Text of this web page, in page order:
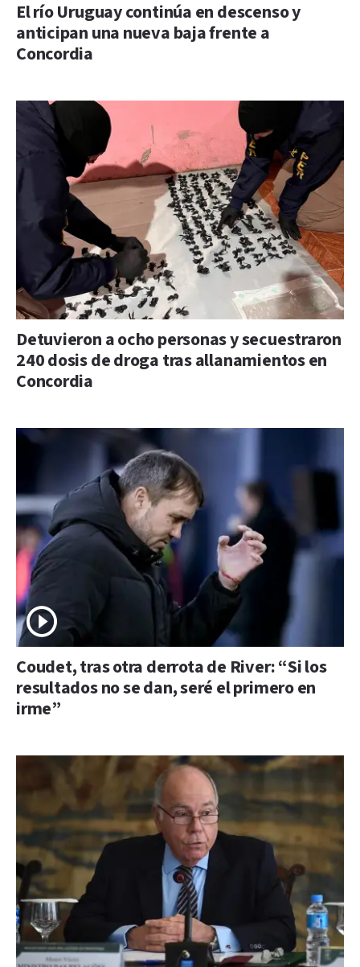
El río Uruguay continúa en descenso y
anticipan una nueva baja frente a
Concordia
Detuvieron a ocho personas y secuestraron
240 dosis de droga tras allanamientos en
Concordia
Coudet, tras otra derrota de River: “Si los
resultados no se dan, seré el primero en
irme”